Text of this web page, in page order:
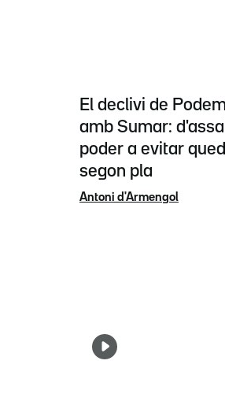
El declivi de
amb Sumar:
poder a evitar
segon pla
Antoni d'Armengol